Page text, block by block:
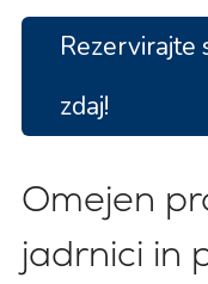
Rezervirajte
zdaj!
Omejen
jadrnici in